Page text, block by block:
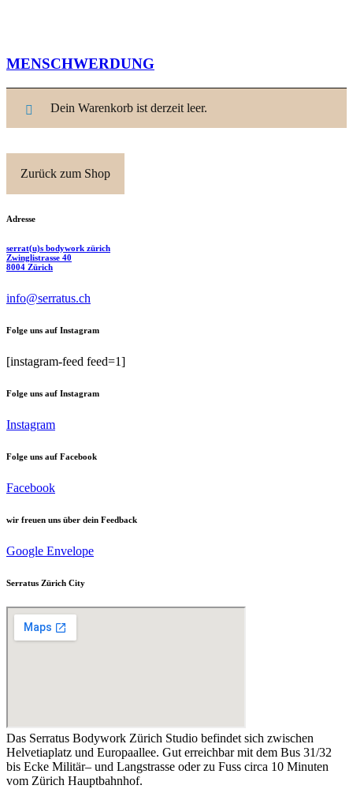
MENSCHWERDUNG
Dein Warenkorb ist derzeit leer.
Zurück zum Shop
Adresse
serrat(u)s bodywork zürich
Zwinglistrasse 40
8004 Zürich
info@serratus.ch
Folge uns auf Instagram
[instagram-feed feed=1]
Folge uns auf Instagram
Instagram
Folge uns auf Facebook
Facebook
wir freuen uns über dein Feedback
Google Envelope
Serratus Zürich City
Das Serratus Bodywork Zürich Studio befindet sich zwischen
Helvetiaplatz und Europaallee. Gut erreichbar mit dem Bus 31/32
bis Ecke Militär– und Langstrasse oder zu Fuss circa 10 Minuten
vom Zürich Hauptbahnhof.